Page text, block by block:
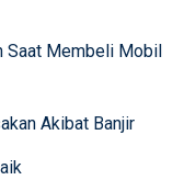
Saat Membeli Mobil
Akibat Banjir